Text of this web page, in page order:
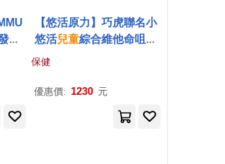
泡
【悠活原力】巧虎聯名小
悠活兒童綜合維他命咀嚼
保健
優惠價: 1230 元